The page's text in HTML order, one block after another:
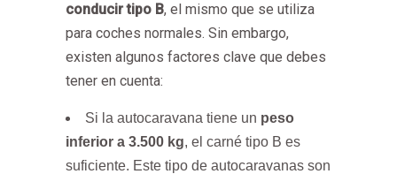
conducir tipo B, el mismo que se utiliza
para coches normales. Sin embargo,
existen algunos factores clave que debes
tener en cuenta:
Si la autocaravana tiene un peso
inferior a 3.500 kg, el carné tipo B es
suficiente. Este tipo de autocaravanas son